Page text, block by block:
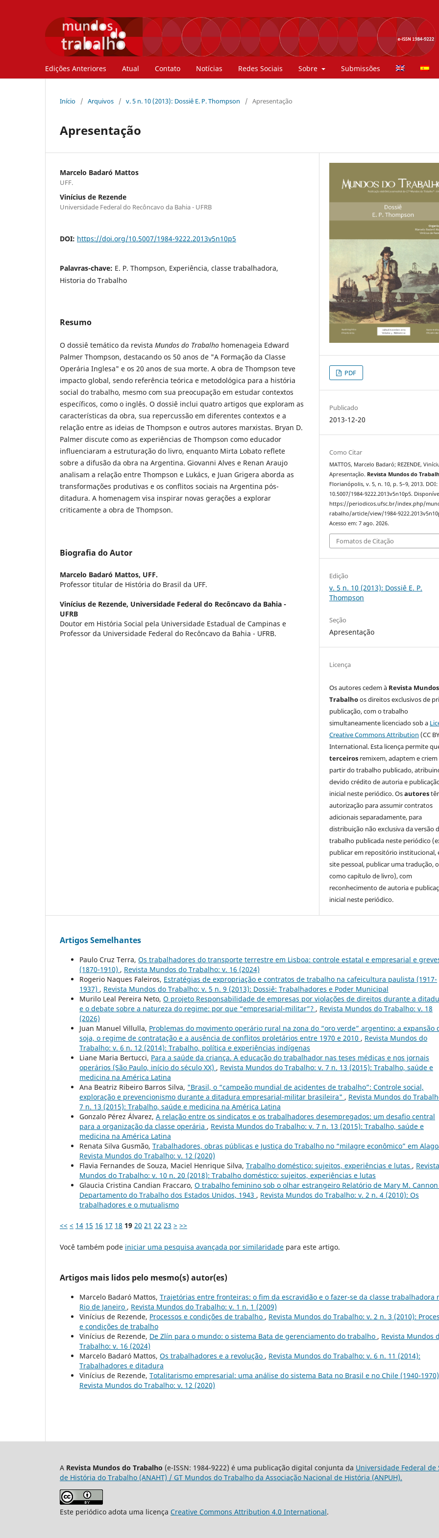
Edições Anteriores Atual Contato Notícias Redes Sociais Sobre Submissões
Início / Arquivos / v. 5 n. 10 (2013): Dossiê E. P. Thompson / Apresentação
Apresentação
Marcelo Badaró Mattos
UFF.
Vinícius de Rezende
Universidade Federal do Recôncavo da Bahia - UFRB
DOI: https://doi.org/10.5007/1984-9222.2013v5n10p5
Palavras-chave: E. P. Thompson, Experiência, classe trabalhadora,
Historia do Trabalho
Resumo
O dossiê temático da revista Mundos do Trabalho homenageia Edward
Palmer Thompson, destacando os 50 anos de "A Formação da Classe
Operária Inglesa" e os 20 anos de sua morte. A obra de Thompson teve
impacto global, sendo referência teórica e metodológica para a história
social do trabalho, mesmo com sua preocupação em estudar contextos
específicos, como o inglês. O dossiê inclui quatro artigos que exploram as
características da obra, sua repercussão em diferentes contextos e a
relação entre as ideias de Thompson e outros autores marxistas. Bryan D.
Palmer discute como as experiências de Thompson como educador
influenciaram a estruturação do livro, enquanto Mirta Lobato reflete
sobre a difusão da obra na Argentina. Giovanni Alves e Renan Araujo
analisam a relação entre Thompson e Lukács, e Juan Grigera aborda as
transformações produtivas e os conflitos sociais na Argentina pós-
ditadura. A homenagem visa inspirar novas gerações a explorar
criticamente a obra de Thompson.
Biografia do Autor
Marcelo Badaró Mattos, UFF.
Professor titular de História do Brasil da UFF.
Vinícius de Rezende, Universidade Federal do Recôncavo da Bahia -
UFRB
Doutor em História Social pela Universidade Estadual de Campinas e
Professor da Universidade Federal do Recôncavo da Bahia - UFRB.
PDF
Publicado
2013-12-20
Como Citar
MATTOS, Marcelo Badaró; REZENDE,
Apresentação. Revista Mundos do
Florianópolis, v. 5, n. 10, p. 5–9, 2013. DOI:
10.5007/1984-9222.2013v5n10p5.
https://periodicos.ufsc.br/index.php/
rabalho/article/view/1984-
Acesso em: 7 ago. 2026.
Fomatos de Citação
Edição
v. 5 n. 10 (2013): Dossiê E. P.
Thompson
Seção
Apresentação
Licença
Os autores cedem à Revista
Trabalhoos direitos exclusivos de
publicação, com o trabalho
simultaneamente licenciado sob a
Creative Commons Attribution (CC
International. Esta licença permite
terceiros remixem, adaptem e criem
partir do trabalho publicado,
devido crédito de autoria e
inicial neste periódico. Osautores
autorização para assumir contratos
adicionais separadamente, para
distribuição não exclusiva da versão
trabalho publicada neste periódico
publicar em repositório institucional,
site pessoal, publicar uma tradução,
como capítulo de livro), com
reconhecimento de autoria e
inicial neste periódico.
Artigos Semelhantes
Paulo Cruz Terra, Os trabalhadores do transporte terrestre em Lisboa: controle estatal e empresarial e
(1870-1910) , Revista Mundos do Trabalho: v. 16 (2024)
Rogerio Naques Faleiros, Estratégias de expropriação e contratos de trabalho na cafeicultura paulista (1917-
1937) , Revista Mundos do Trabalho: v. 5 n. 9 (2013): Dossiê: Trabalhadores e Poder Municipal
Murilo Leal Pereira Neto, O projeto Responsabilidade de empresas por violações de direitos durante a
e o debate sobre a natureza do regime: por que “empresarial-militar”? , Revista Mundos do Trabalho: v. 18
(2026)
Juan Manuel Villulla, Problemas do movimento operário rural na zona do “oro verde” argentino: a expansão
soja, o regime de contratação e a ausência de conflitos proletários entre 1970 e 2010 , Revista Mundos do
Trabalho: v. 6 n. 12 (2014): Trabalho, política e experiências indígenas
Liane Maria Bertucci, Para a saúde da criança. A educação do trabalhador nas teses médicas e nos jornais
operários (São Paulo, início do século XX) , Revista Mundos do Trabalho: v. 7 n. 13 (2015): Trabalho, saúde e
medicina na América Latina
Ana Beatriz Ribeiro Barros Silva, "Brasil, o “campeão mundial de acidentes de trabalho”: Controle social,
exploração e prevencionismo durante a ditadura empresarial-militar brasileira" , Revista Mundos do
7 n. 13 (2015): Trabalho, saúde e medicina na América Latina
Gonzalo Pérez Álvarez, A relação entre os sindicatos e os trabalhadores desempregados: um desafio central
para a organização da classe operária , Revista Mundos do Trabalho: v. 7 n. 13 (2015): Trabalho, saúde e
medicina na América Latina
Renata Silva Gusmão, Trabalhadores, obras públicas e Justiça do Trabalho no “milagre econômico” em
Revista Mundos do Trabalho: v. 12 (2020)
Flavia Fernandes de Souza, Maciel Henrique Silva, Trabalho doméstico: sujeitos, experiências e lutas , Revista
Mundos do Trabalho: v. 10 n. 20 (2018): Trabalho doméstico: sujeitos, experiências e lutas
Glaucia Cristina Candian Fraccaro, O trabalho feminino sob o olhar estrangeiro Relatório de Mary M.
Departamento do Trabalho dos Estados Unidos, 1943 , Revista Mundos do Trabalho: v. 2 n. 4 (2010): Os
trabalhadores e o mutualismo
<< < 14 15 16 17 18 19 20 21 22 23 > >>
Você também pode iniciar uma pesquisa avançada por similaridade para este artigo.
Artigos mais lidos pelo mesmo(s) autor(es)
Marcelo Badaró Mattos, Trajetórias entre fronteiras: o fim da escravidão e o fazer-se da classe trabalhadora
Rio de Janeiro , Revista Mundos do Trabalho: v. 1 n. 1 (2009)
Vinícius de Rezende, Processos e condições de trabalho , Revista Mundos do Trabalho: v. 2 n. 3 (2010):
e condições de trabalho
Vinícius de Rezende, De Zlín para o mundo: o sistema Bata de gerenciamento do trabalho , Revista Mundos
Trabalho: v. 16 (2024)
Marcelo Badaró Mattos, Os trabalhadores e a revolução , Revista Mundos do Trabalho: v. 6 n. 11 (2014):
Trabalhadores e ditadura
Vinícius de Rezende, Totalitarismo empresarial: uma análise do sistema Bata no Brasil e no Chile (1940-1970)
Revista Mundos do Trabalho: v. 12 (2020)
A Revista Mundos do Trabalho (e-ISSN: 1984-9222) é uma publicação digital conjunta da Universidade Federal de
de História do Trabalho (ANAHT) / GT Mundos do Trabalho da Associação Nacional de História (ANPUH).
Este periódico adota uma licença Creative Commons Attribution 4.0 International.